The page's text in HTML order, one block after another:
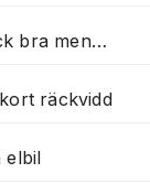
bra men…
räckvidd
elbil